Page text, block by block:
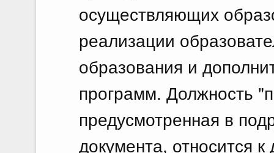
осуществляющих
реализации
образования и
программ. Должность
предусмотренная в
документа, относится